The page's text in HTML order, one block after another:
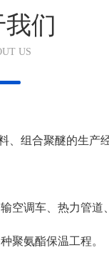
我们
US
组合聚醚的生
空调车、热力管
聚氨酯保温工程。